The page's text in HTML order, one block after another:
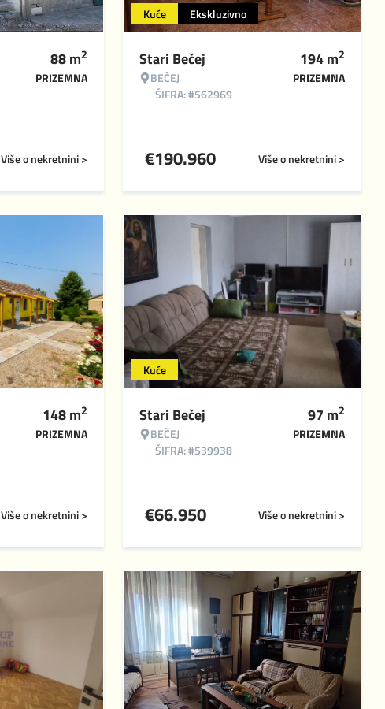
88m2
PRIZEMNA
Više o nekretnini >
Kuće Ekskluzivno
Stari Bečej
BEČEJ
ŠIFRA: #562969
194m2
PRIZEMNA
Više o nekretnini >
€190.960
148m2
PRIZEMNA
Više o nekretnini >
Kuće
Stari Bečej
BEČEJ
ŠIFRA: #539938
97 m2
PRIZEMNA
Više o nekretnini >
€66.950